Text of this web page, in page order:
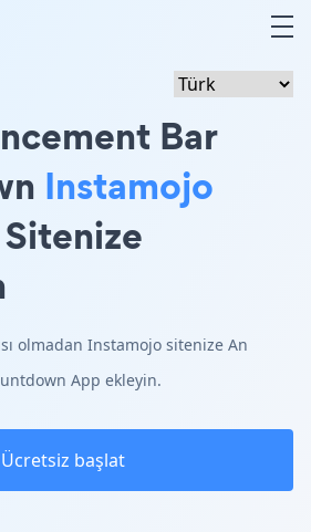
Bar
Instamojo
olmadan Instamojo sitenize An
App ekleyin.
Ücretsiz başlat